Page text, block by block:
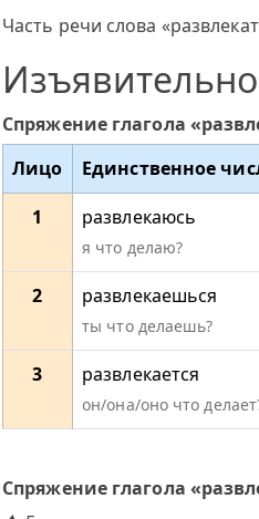
Часть речи слова
Спряжение глагола
Лицо
Единственное
1
развлекаюсь
я что делаю?
2 развлекаешься
ты что делаешь?
3 развлекается
он/она/оно что
Спряжение глагола